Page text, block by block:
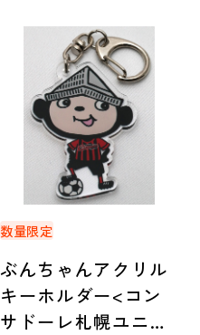
数量限定
ぶんちゃんアクリル
キーホルダー<コン
サドーレ札幌ユニフ